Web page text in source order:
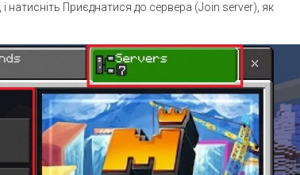
натисніть Приєднатися до сервера (Join server), як